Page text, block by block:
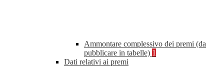
Ammontare complessivo dei premi (da
pubblicare in tabelle) 1
Dati relativi ai premi